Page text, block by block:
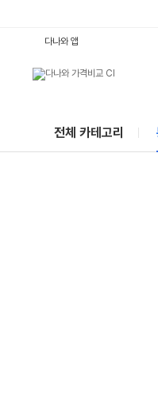
다나와 앱
전체 카테고리